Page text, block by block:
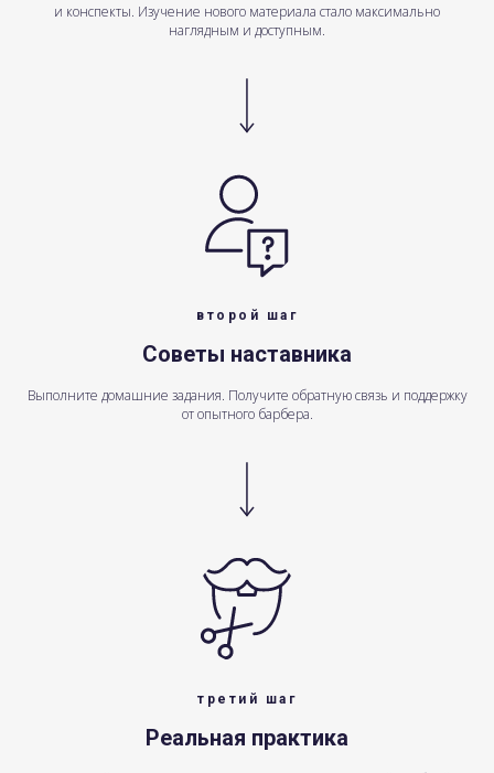
и конспекты. Изучение нового материала стало максимально
наглядным и доступным.
второй шаг
Советы наставника
Выполните домашние задания. Получите обратную связь и поддержку
от опытного барбера.
третий шаг
Реальная практика